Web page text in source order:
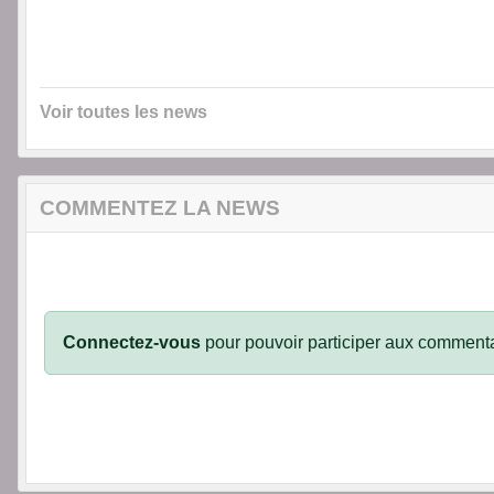
Voir toutes les news
COMMENTEZ LA NEWS
Connectez-vous pour pouvoir participer aux